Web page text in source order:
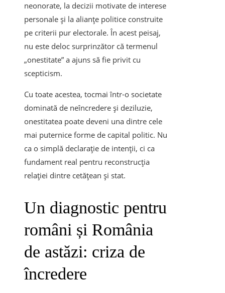
neonorate, la decizii motivate de interese
personale și la alianțe politice construite
pe criterii pur electorale. În acest peisaj,
nu este deloc surprinzător că termenul
„onestitate” a ajuns să fie privit cu
scepticism.
Cu toate acestea, tocmai într-o societate
dominată de neîncredere și deziluzie,
onestitatea poate deveni una dintre cele
mai puternice forme de capital politic. Nu
ca o simplă declarație de intenții, ci ca
fundament real pentru reconstrucția
relației dintre cetățean și stat.
Un diagnostic pentru
români și România
de astăzi: criza de
încredere